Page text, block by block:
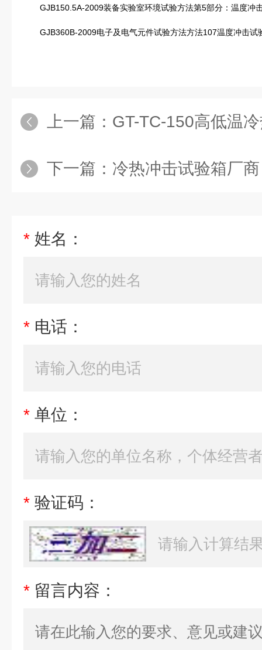
GJB150.5A-2009装备实验室环境试验方法第5部分：温度冲
GJB360B-2009电子及电气元件试验方法方法107温度冲击试
上一篇： GT-TC-150高低温冷
下一篇： 冷热冲击试验箱厂商
* 姓名：
* 电话：
* 单位：
* 验证码：
* 留言内容：